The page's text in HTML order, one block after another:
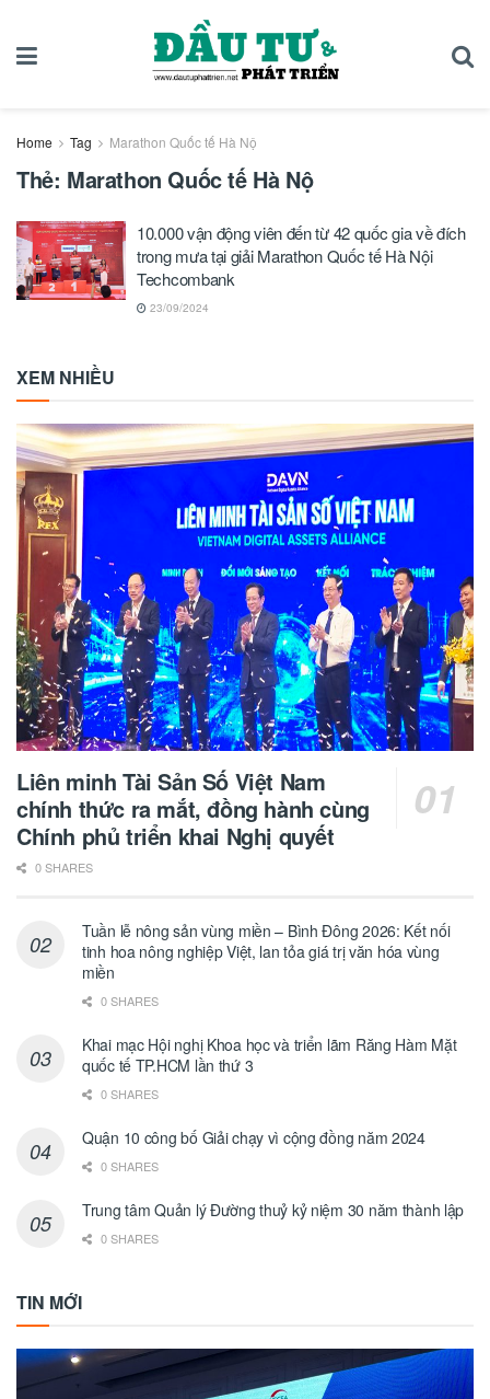
Home Tag Marathon Quốc tế Hà Nộ
Thẻ: Marathon Quốc tế Hà Nộ
10.000 vận động viên đến từ 42 quốc gia về đích
trong mưa tại giải Marathon Quốc tế Hà Nội
Techcombank
23/09/2024
XEM NHIỀU
Liên minh Tài Sản Số Việt Nam
chính thức ra mắt, đồng hành cùng
Chính phủ triển khai Nghị quyết
0 SHARES
Tuần lễ nông sản vùng miền – Bình Đông 2026: Kết nối
tinh hoa nông nghiệp Việt, lan tỏa giá trị văn hóa vùng
miền
0 SHARES
Khai mạc Hội nghị Khoa học và triển lãm Răng Hàm Mặt
quốc tế TP.HCM lần thứ 3
0 SHARES
Quận 10 công bố Giải chạy vì cộng đồng năm 2024
0 SHARES
Trung tâm Quản lý Đường thuỷ kỷ niệm 30 năm thành lập
0 SHARES
TIN MỚI